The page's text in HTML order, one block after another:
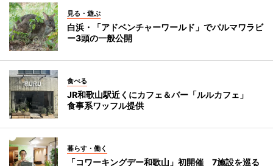
見る・遊ぶ
白浜・「アドベンチャーワールド」でパルマワラビ
ー3頭の一般公開
食べる
JR和歌山駅近くにカフェ＆バー「ルルカフェ」
食事系ワッフル提供
暮らす・働く
「コワーキングデー和歌山」初開催 7施設を巡る